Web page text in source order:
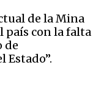
de la Mina
país con la falta
de
Estado”.